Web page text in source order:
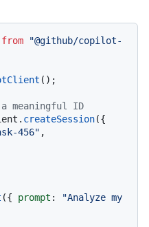
from
"@github/copilot-
();
meaningful ID
createSession({
456" ,
({ prompt :
"Analyze my